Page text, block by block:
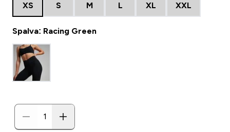
XS S M L XL XXL
Spalva: Racing Green